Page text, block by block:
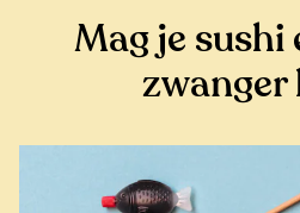
Mag je sushi
zwanger